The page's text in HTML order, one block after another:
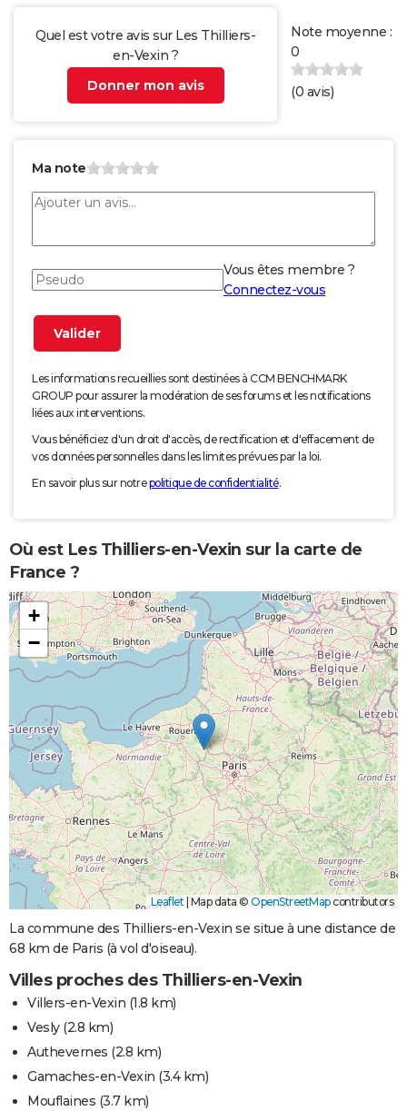
Quel est votre avis sur Les Thilliers-
en-Vexin ?
Donner mon avis
Note moyenne :
0
(0 avis)
Ma note
Vous êtes membre ?
Connectez-vous
Les informations recueillies sont destinées à CCM BENCHMARK
GROUP pour assurer la modération de ses forums et les notifications
liées aux interventions.
Vous bénéficiez d'un droit d'accès, de rectification et d'effacement de
vos données personnelles dans les limites prévues par la loi.
En savoir plus sur notrepolitique de confidentialité.
Où est Les Thilliers-en-Vexin sur la carte de
France ?
+
−
Leaflet Map data © OpenStreetMapcontributors
La commune des Thilliers-en-Vexin se situe à une distance de
68 km de Paris (à vol d'oiseau).
Villes proches des Thilliers-en-Vexin
Villers-en-Vexin (1.8 km)
Vesly(2.8 km)
Authevernes (2.8 km)
Gamaches-en-Vexin (3.4 km)
Mouflaines (3.7 km)